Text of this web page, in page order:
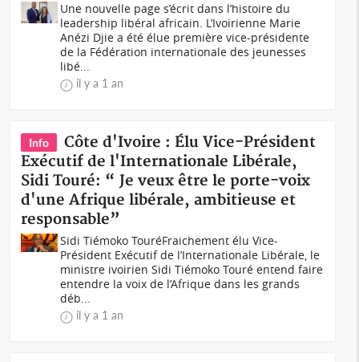
Une nouvelle page s’écrit dans l’histoire du
leadership libéral africain. L’Ivoirienne Marie
Anézi Djie a été élue première vice-présidente
de la Fédération internationale des jeunesses
libé...
il y a 1 an
Info
Côte d'Ivoire : Élu Vice-Président
Exécutif de l'Internationale Libérale,
Sidi Touré: “ Je veux être le porte-voix
d'une Afrique libérale, ambitieuse et
responsable”
Sidi Tiémoko TouréFraichement élu Vice-
Président Exécutif de l’Internationale Libérale, le
ministre ivoirien Sidi Tiémoko Touré entend faire
entendre la voix de l’Afrique dans les grands
déb...
il y a 1 an